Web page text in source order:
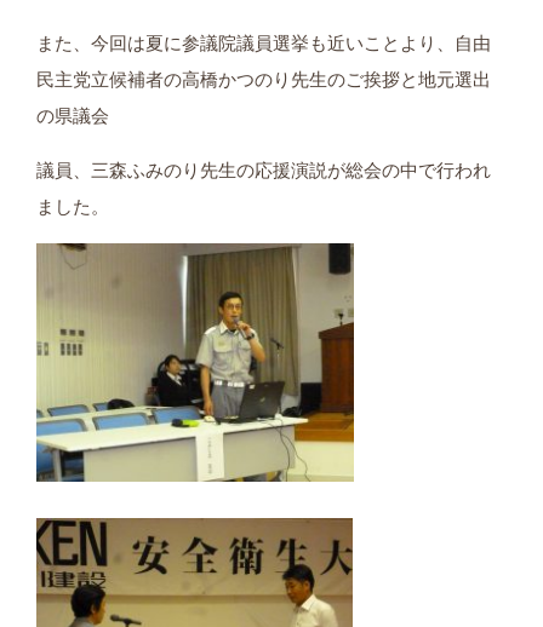
また、今回は夏に参議院議員選挙も近いことより、自由
民主党立候補者の高橋かつのり先生のご挨拶と地元選出
の県議会
議員、三森ふみのり先生の応援演説が総会の中で行われ
ました。